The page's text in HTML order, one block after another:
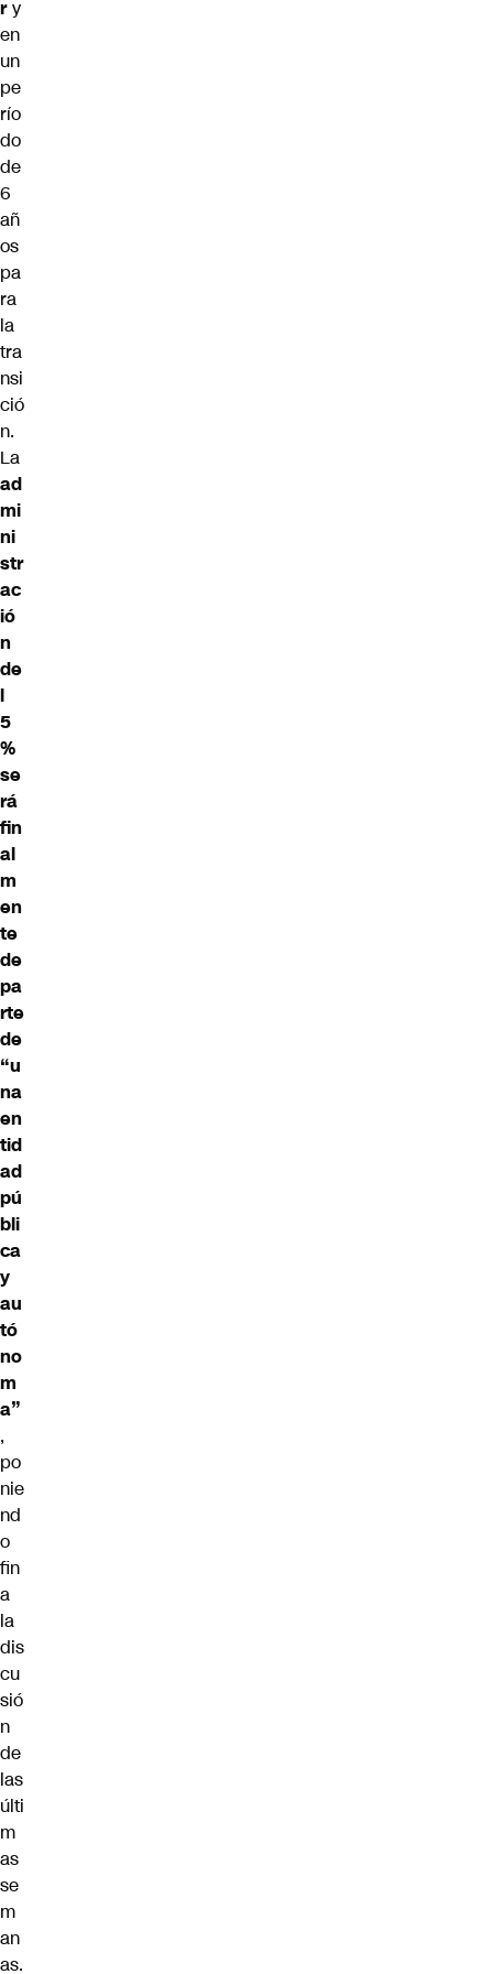
ry
en
un
pe
río
do
de
6
añ
os
pa
ra
la
tra
nsi
ció
n.
La
ad
mi
ni
str
ac
ió
n
de
l
5
%
se
rá
fin
al
m
en
te
de
pa
rte
de
“u
na
en
tid
ad
pú
bli
ca
y
au
tó
no
m
a”
,
po
nie
nd
o
fin
a
la
dis
cu
sió
n
de
las
últi
m
as
se
m
an
as.